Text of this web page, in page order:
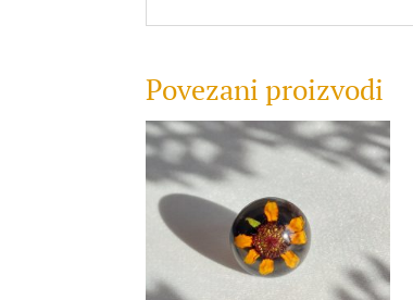
Povezani proizvodi